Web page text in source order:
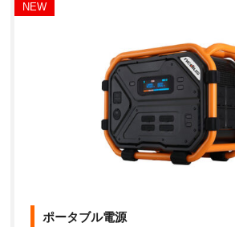
NEW
ポータブル電源